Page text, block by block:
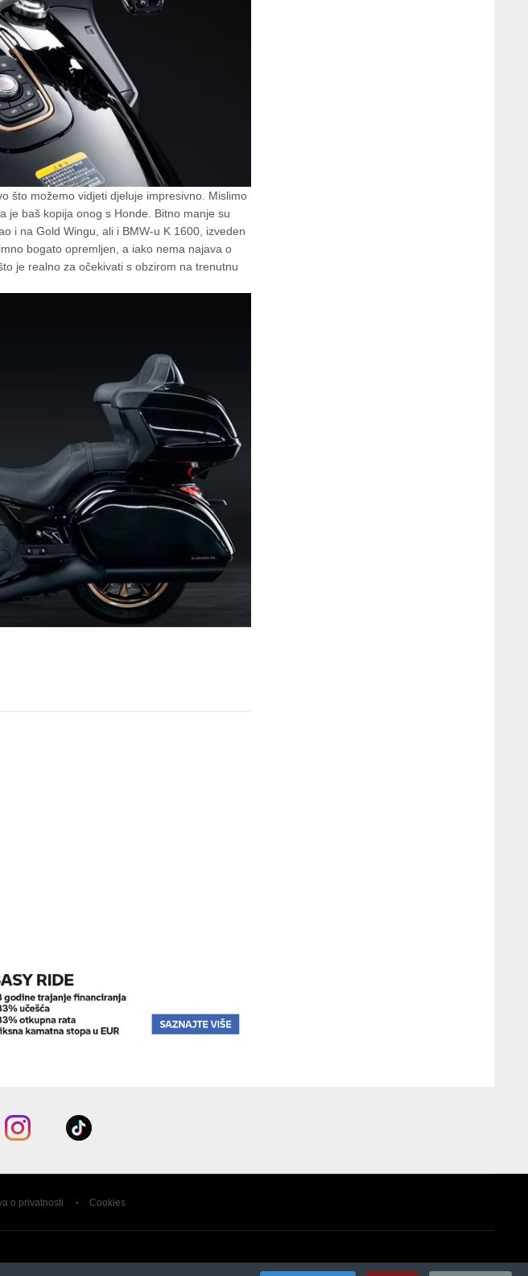
što možemo vidjeti djeluje impresivno. Mislimo
je baš kopija onog s Honde. Bitno manje su
i na Gold Wingu, ali i BMW-u K 1600, izveden
bogato opremljen, a iako nema najava o
je realno za očekivati s obzirom na trenutnu
o privatnosti Cookies